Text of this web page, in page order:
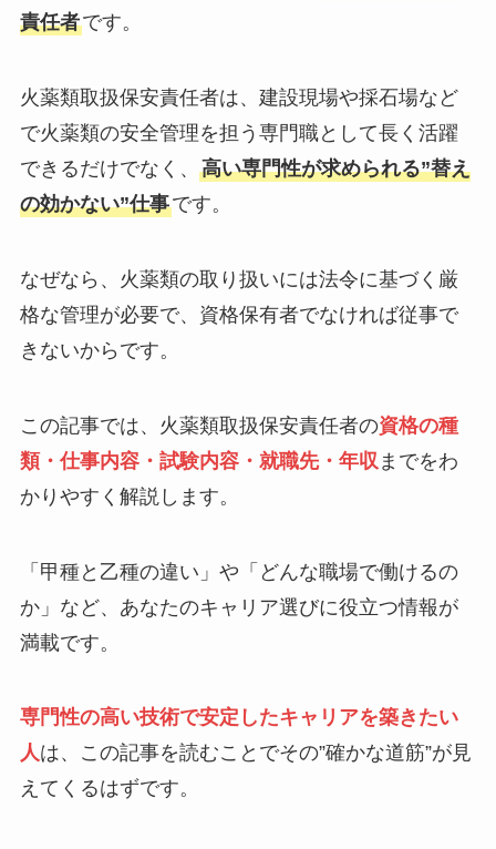
責任者です。
火薬類取扱保安責任者は、建設現場や採石場など
で火薬類の安全管理を担う専門職として長く活躍
できるだけでなく、 高い専門性が求められる”替え
の効かない”仕事です。
なぜなら、火薬類の取り扱いには法令に基づく厳
格な管理が必要で、資格保有者でなければ従事で
きないからです。
この記事では、火薬類取扱保安責任者の資格の種
類・仕事内容・試験内容・就職先・年収 までをわ
かりやすく解説します。
「甲種と乙種の違い」や「どんな職場で働けるの
か」など、あなたのキャリア選びに役立つ情報が
満載です。
専門性の高い技術で安定したキャリアを築きたい
人は、この記事を読むことでその”確かな道筋”が見
えてくるはずです。